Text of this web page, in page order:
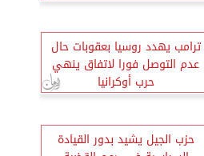
ترامب يهدد روسيا بعقوبات حال
عدم التوصل فورا لاتفاق ينهي
حرب أوكرانيا
حزب الجيل يشيد بدور القيادة